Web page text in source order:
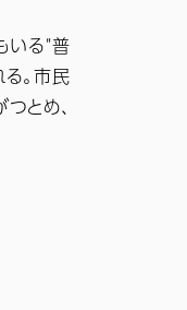
いる"普
。市民
とめ、